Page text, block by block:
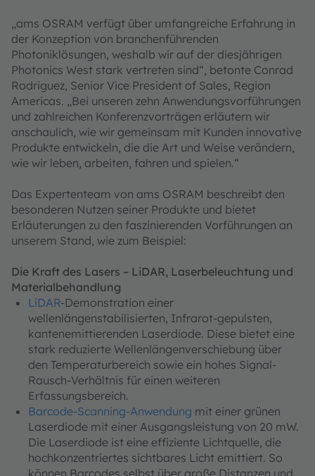
„ams OSRAM verfügt über umfangreiche Erfahrung in
der Konzeption von branchenführenden
Photoniklösungen, weshalb wir auf der diesjährigen
Photonics West stark vertreten sind“, betonte Conrad
Rodriguez, Senior Vice President of Sales, Region
Americas. „Bei unseren zehn Anwendungsvorführungen
und zahlreichen Konferenzvorträgen erläutern wir
anschaulich, wie wir gemeinsam mit Kunden innovative
Produkte entwickeln, die die Art und Weise verändern,
wie wir leben, arbeiten, fahren und spielen.“
Das Expertenteam von ams OSRAM beschreibt den
besonderen Nutzen seiner Produkte und bietet
Erläuterungen zu den faszinierenden Vorführungen an
unserem Stand, wie zum Beispiel:
Die Kraft des Lasers – LiDAR, Laserbeleuchtung und
Materialbehandlung
LiDAR-Demonstration einer
wellenlängenstabilisierten, Infrarot-gepulsten,
kantenemittierenden Laserdiode. Diese bietet eine
stark reduzierte Wellenlängenverschiebung über
den Temperaturbereich sowie ein hohes Signal-
Rausch-Verhältnis für einen weiteren
Erfassungsbereich.
Barcode-Scanning-Anwendung mit einer grünen
Laserdiode mit einer Ausgangsleistung von 20 mW.
Die Laserdiode ist eine effiziente Lichtquelle, die
hochkonzentriertes sichtbares Licht emittiert. So
können Barcodes selbst über große Distanzen und